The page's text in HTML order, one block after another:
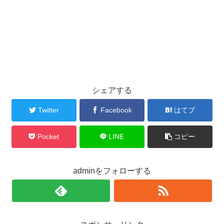
シェアする
Twitter Facebook はてブ
Pocket LINE コピー
adminをフォローする